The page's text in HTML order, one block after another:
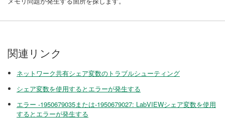
関連リンク
ネットワーク共有シェア変数のトラブルシューティング
シェア変数を使用するとエラーが発生する
エラー -1950679035または-1950679027: LabVIEWシェア変数を使用
するとエラーが発生する